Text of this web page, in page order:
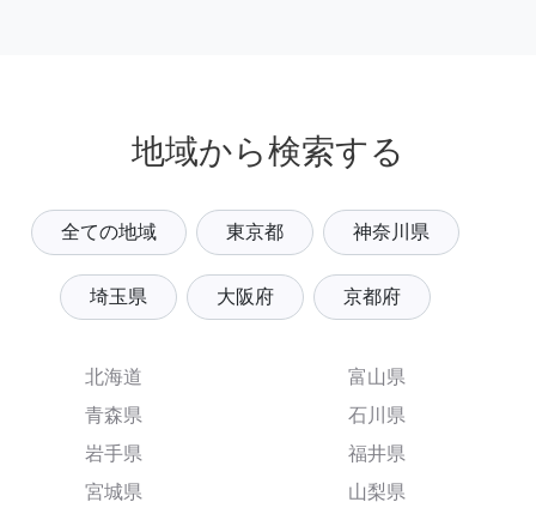
地域から検索する
全ての地域 東京都 神奈川県
埼玉県 大阪府 京都府
北海道
青森県
岩手県
宮城県
富山県
石川県
福井県
山梨県